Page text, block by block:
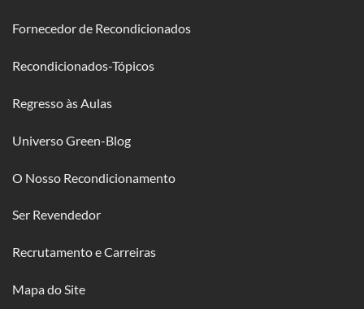
Fornecedor de Recondicionados
Recondicionados-Tópicos
Regresso às Aulas
Universo Green-Blog
O Nosso Recondicionamento
Ser Revendedor
Recrutamento e Carreiras
Mapa do Site